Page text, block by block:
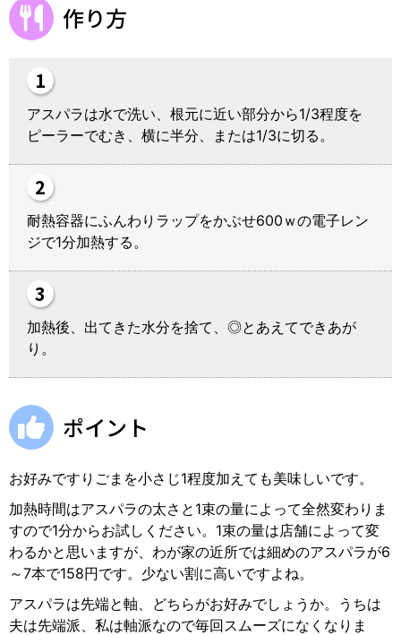
作り方
アスパラは水で洗い、根元に近い部分から1/3程度を
ピーラーでむき、横に半分、または1/3に切る。
耐熱容器にふんわりラップをかぶせ600ｗの電子レン
ジで1分加熱する。
加熱後、出てきた水分を捨て、◎とあえてできあが
り。
ポイント
お好みですりごまを小さじ1程度加えても美味しいです。
加熱時間はアスパラの太さと1束の量によって全然変わりま
すので1分からお試しください。1束の量は店舗によって変
わるかと思いますが、わが家の近所では細めのアスパラが6
～7本で158円です。少ない割に高いですよね。
アスパラは先端と軸、どちらがお好みでしょうか。うちは
夫は先端派、私は軸派なので毎回スムーズになくなりま